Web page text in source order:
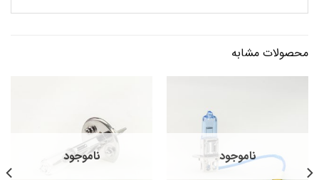
محصولات مشابه
ناموجود ناموجود